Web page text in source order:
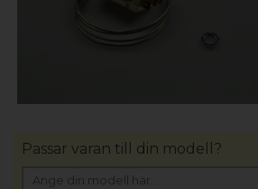
Passar varan till din modell?